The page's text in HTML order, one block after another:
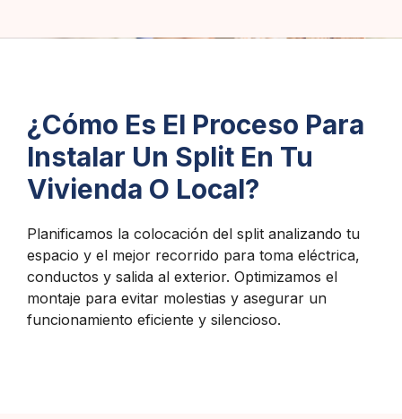
¿Cómo Es El Proceso Para
Instalar Un Split En Tu
Vivienda O Local?
Planificamos la colocación del split analizando tu
espacio y el mejor recorrido para toma eléctrica,
conductos y salida al exterior. Optimizamos el
montaje para evitar molestias y asegurar un
funcionamiento eficiente y silencioso.